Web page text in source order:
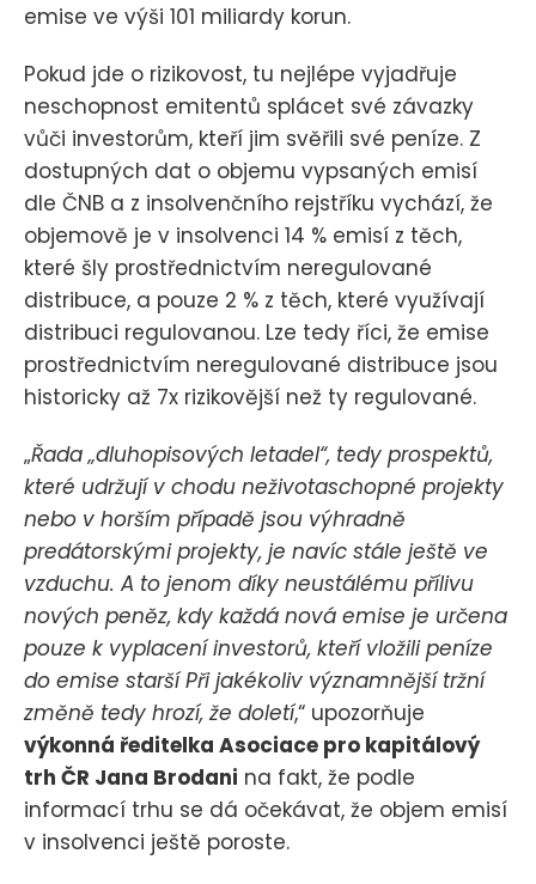
emise ve výši 101 miliardy korun.
Pokud jde o rizikovost, tu nejlépe vyjadřuje
neschopnost emitentů splácet své závazky
vůči investorům, kteří jim svěřili své peníze. Z
dostupných dat o objemu vypsaných emisí
dle ČNB a z insolvenčního rejstříku vychází, že
objemově je v insolvenci 14 % emisí z těch,
které šly prostřednictvím neregulované
distribuce, a pouze 2 % z těch, které využívají
distribuci regulovanou. Lze tedy říci, že emise
prostřednictvím neregulované distribuce jsou
historicky až 7x rizikovější než ty regulované.
„Řada „dluhopisových letadel“, tedy prospektů,
které udržují v chodu neživotaschopné projekty
nebo v horším případě jsou výhradně
predátorskými projekty, je navíc stále ještě ve
vzduchu. A to jenom díky neustálému přílivu
nových peněz, kdy každá nová emise je určena
pouze k vyplacení investorů, kteří vložili peníze
do emise starší Při jakékoliv významnější tržní
změně tedy hrozí, že doletí,“ upozorňuje
výkonná ředitelka Asociace pro kapitálový
trh ČR Jana Brodani na fakt, že podle
informací trhu se dá očekávat, že objem emisí
v insolvenci ještě poroste.